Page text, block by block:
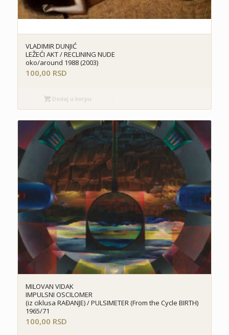
VLADIMIR DUNJIĆ
LEŽEĆI AKT / RECLINING NUDE
oko/around 1988 (2003)
100,00 RSD
Dodaj u korpu
MILOVAN VIDAK
IMPULSNI OSCILOMER
(iz ciklusa RAĐANJE) / PULSIMETER (From the Cycle BIRTH)
1965/71
100,00 RSD